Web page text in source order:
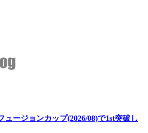
ュージョンカップ(2026/08)で1st突破し